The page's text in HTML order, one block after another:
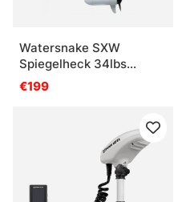
Kartenplotters mit
von Marineelektronik
Watersnake SXW
Spiegelheck 34lbs
15,4kg Salt
€199